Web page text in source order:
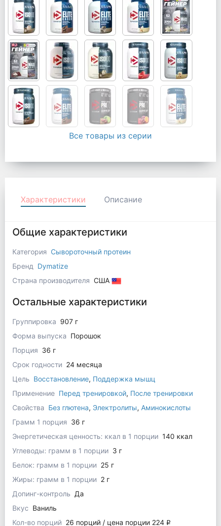
Все товары из серии
Характеристики Описание
Общие характеристики
Категория Сывороточный протеин
Бренд
Dymatize
Страна производителя США
Остальные характеристики
Группировка 907 г
Форма выпуска Порошок
Порция 36 г
Срок годности 24 месяца
Цель Восстановление, Поддержка мышц
Применение Перед тренировкой, После тренировки
Свойства Без глютена, Электролиты, Аминокислоты
Грамм 1 порция 36 г
Энергетическая ценность: ккал в 1 порции 140 ккал
Углеводы: грамм в 1 порции 3 г
Белок: грамм в 1 порции 25 г
Жиры: грамм в 1 порции 2 г
Допинг-контроль Да
Вкус Ваниль
Кол-во порций 26 порций / цена порции 224 q